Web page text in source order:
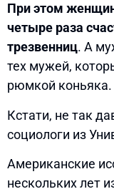
При этом
четыре раза
трезвенниц. А
тех мужей,
рюмкой коньяка.
Кстати, не так
социологи из
Американские
нескольких лет